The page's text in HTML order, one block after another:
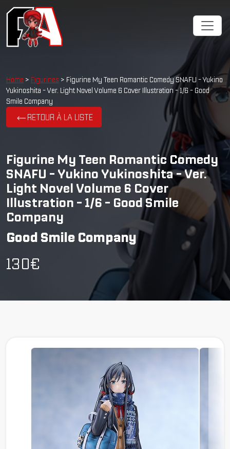
Home > Figurines > Figurine My Teen Romantic Comedy SNAFU - Yukino
Yukinoshita - Ver. Light Novel Volume 6 Cover Illustration - 1/6 - Good
Smile Company
RETOUR À LA LISTE
Figurine My Teen Romantic Comedy
SNAFU - Yukino Yukinoshita - Ver.
Light Novel Volume 6 Cover
Illustration - 1/6 - Good Smile
Company
Good Smile Company
130€